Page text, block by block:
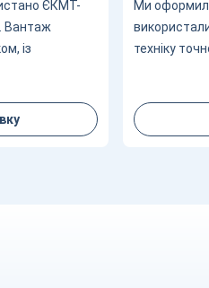
ЄКМТ-
Вантаж
із
Ми
техніку